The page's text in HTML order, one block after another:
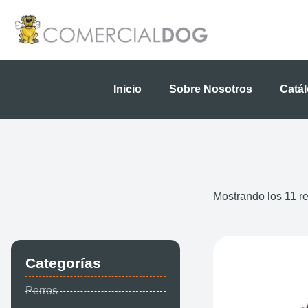
contenido
Inicio Sobre Nosotros
Categorías
Perros
Mostrando los 11